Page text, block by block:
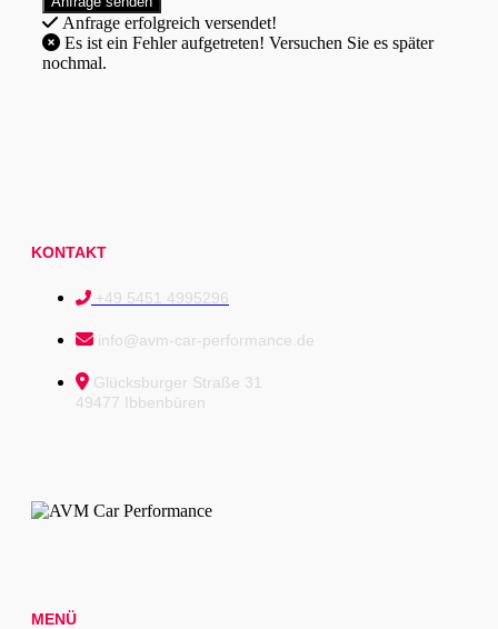
Anfrage erfolgreich versendet!
nochmal.
KONTAKT
+49 5451 4995296
info@avm-car-performance.de
Glücksburger Straße 31
49477 Ibbenbüren
MENÜ